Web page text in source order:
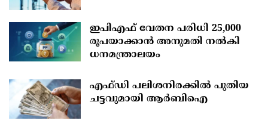
ഇപിഎഫ് വേതന പരിധി 25,000
രൂപയാക്കാൻ അനുമതി നൽകി
ധനമന്ത്രാലയം
എഫ്‍ഡി പലിശനിരക്കിൽ പുതിയ
ചട്ടവുമായി ആർബിഐ